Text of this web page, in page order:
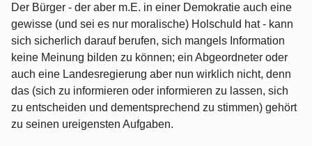
Der Bürger - der aber m.E. in einer Demokratie auch eine
gewisse (und sei es nur moralische) Holschuld hat - kann
sich sicherlich darauf berufen, sich mangels Information
keine Meinung bilden zu können; ein Abgeordneter oder
auch eine Landesregierung aber nun wirklich nicht, denn
das (sich zu informieren oder informieren zu lassen, sich
zu entscheiden und dementsprechend zu stimmen) gehört
zu seinen ureigensten Aufgaben.